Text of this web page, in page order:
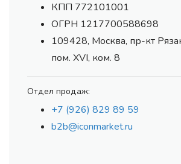
КПП 772101001
ОГРН 1217700588698
109428, Москва, пр-кт
пом. XVI, ком. 8
Отдел продаж:
+7 (926) 829 89 59
b2b@iconmarket.ru